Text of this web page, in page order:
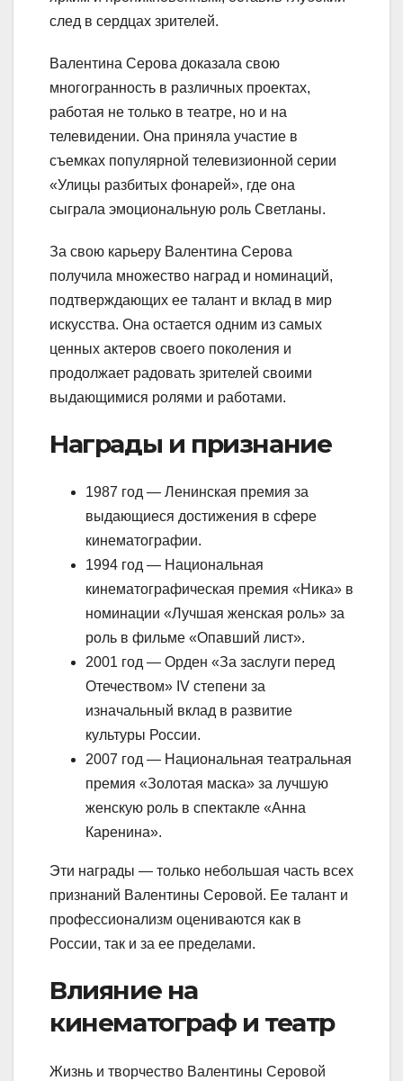
след в сердцах зрителей.
Валентина Серова доказала свою
многогранность в различных проектах,
работая не только в театре, но и на
телевидении. Она приняла участие в
съемках популярной телевизионной серии
«Улицы разбитых фонарей», где она
сыграла эмоциональную роль Светланы.
За свою карьеру Валентина Серова
получила множество наград и номинаций,
подтверждающих ее талант и вклад в мир
искусства. Она остается одним из самых
ценных актеров своего поколения и
продолжает радовать зрителей своими
выдающимися ролями и работами.
Награды и признание
1987 год — Ленинская премия за
выдающиеся достижения в сфере
кинематографии.
1994 год — Национальная
кинематографическая премия «Ника» в
номинации «Лучшая женская роль» за
роль в фильме «Опавший лист».
2001 год — Орден «За заслуги перед
Отечеством» IV степени за
изначальный вклад в развитие
культуры России.
2007 год — Национальная театральная
премия «Золотая маска» за лучшую
женскую роль в спектакле «Анна
Каренина».
Эти награды — только небольшая часть всех
признаний Валентины Серовой. Ее талант и
профессионализм оцениваются как в
России, так и за ее пределами.
Влияние на
кинематограф и театр
Жизнь и творчество Валентины Серовой